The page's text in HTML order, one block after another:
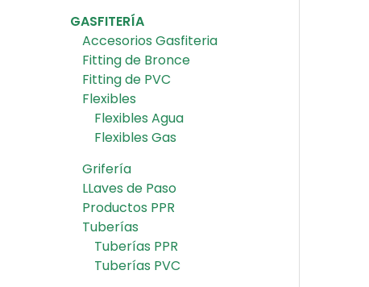
GASFITERÍA
Accesorios Gasfiteria
Fitting de Bronce
Fitting de PVC
Flexibles
Flexibles Agua
Flexibles Gas
Grifería
LLaves de Paso
Productos PPR
Tuberías
Tuberías PPR
Tuberías PVC